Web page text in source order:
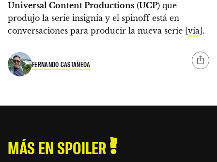
Universal Content Productions (UCP) que
produjo la serie insignia y el spinoff está en
conversaciones para producir la nueva serie [ vía ].
FERNANDO CASTAÑEDA
MÁS EN SPOILER